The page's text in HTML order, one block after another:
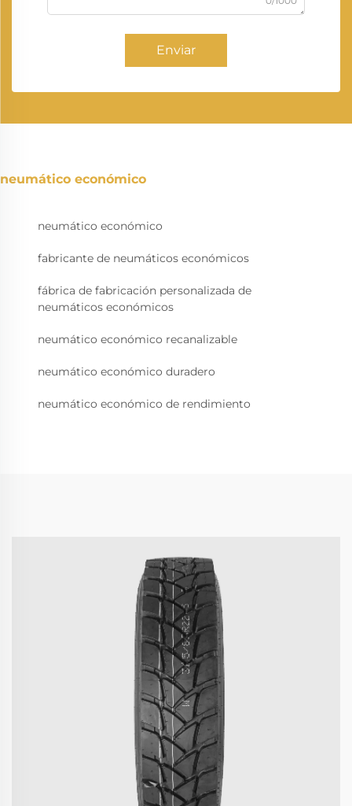
Enviar
neumático económico
neumático económico
fabricante de neumáticos económicos
fábrica de fabricación personalizada de
neumáticos económicos
neumático económico recanalizable
neumático económico duradero
neumático económico de rendimiento